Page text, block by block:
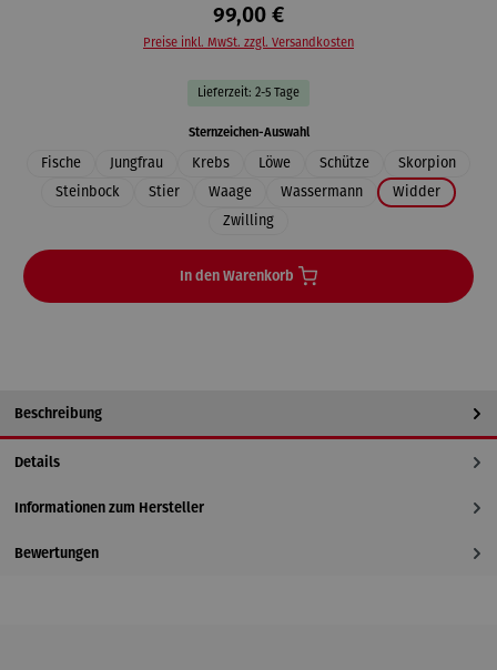
99,00 €
Preise inkl. MwSt. zzgl. Versandkosten
Lieferzeit: 2-5 Tage
Sternzeichen-Auswahlauswählen
Fische Jungfrau Krebs Löwe Schütze
Skorpion
Steinbock
Stier Waage Wassermann
Widder
Zwilling
In den Warenkorb
Beschreibung
Details
Informationen zum Hersteller
Bewertungen